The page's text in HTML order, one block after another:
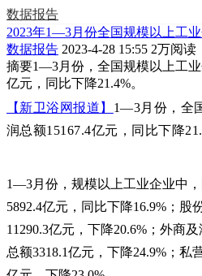
数据报告
2023年1—3月份全国规模以上工
数据报告 2023-4-28 15:55 2万阅读
摘要1—3月份，全国规模以上工
亿元，同比下降21.4%。
【新卫浴网报道】 1—3月份，全
润总额15167.4亿元，同比下降
1—3月份，规模以上工业企业中
5892.4亿元，同比下降16.9%；股
11290.3亿元，下降20.6%；外商
总额3318.1亿元，下降24.9%；私